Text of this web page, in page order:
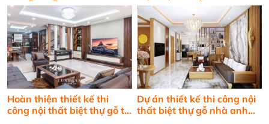
Hoàn thiện thiết kế thi
công nội thất biệt thự gỗ tự
Dự án thiết kế thi công nội
thất biệt thự gỗ nhà anh